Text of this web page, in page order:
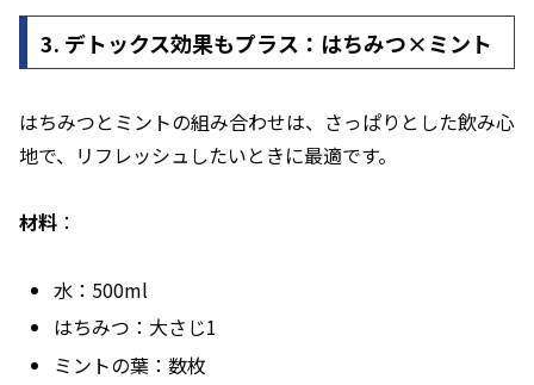
3. デトックス効果もプラス：はちみつ×ミント
はちみつとミントの組み合わせは、さっぱりとした飲み心
地で、リフレッシュしたいときに最適です。
材料 ：
水：500ml
はちみつ：大さじ1
ミントの葉：数枚